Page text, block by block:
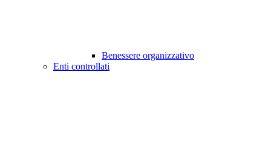
Benessere organizzativo
Enti controllati